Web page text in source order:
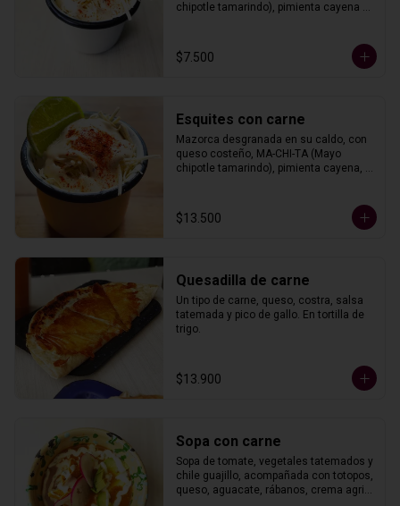
chipotle tamarindo), pimienta cayena y
$7.500
Esquites con carne
Mazorca desgranada en su caldo, con
queso costeño, MA-CHI-TA (Mayo
chipotle tamarindo), pimienta cayena,
$13.500
Quesadilla de carne
Un tipo de carne, queso, costra, salsa
tatemada y pico de gallo. En tortilla de
trigo.
$13.900
Sopa con carne
Sopa de tomate, vegetales tatemados y
chile guajillo, acompañada con totopos,
queso, aguacate, rábanos, crema agria